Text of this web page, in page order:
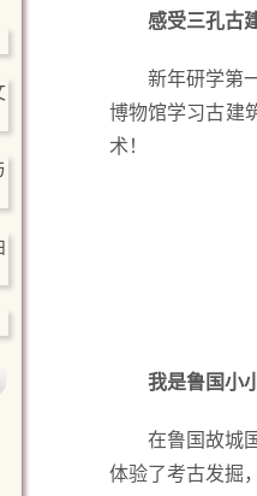
感受三孔古
新年研学第
博物馆学习古建
术！
我是鲁国小
在鲁国故城
体验了考古发掘